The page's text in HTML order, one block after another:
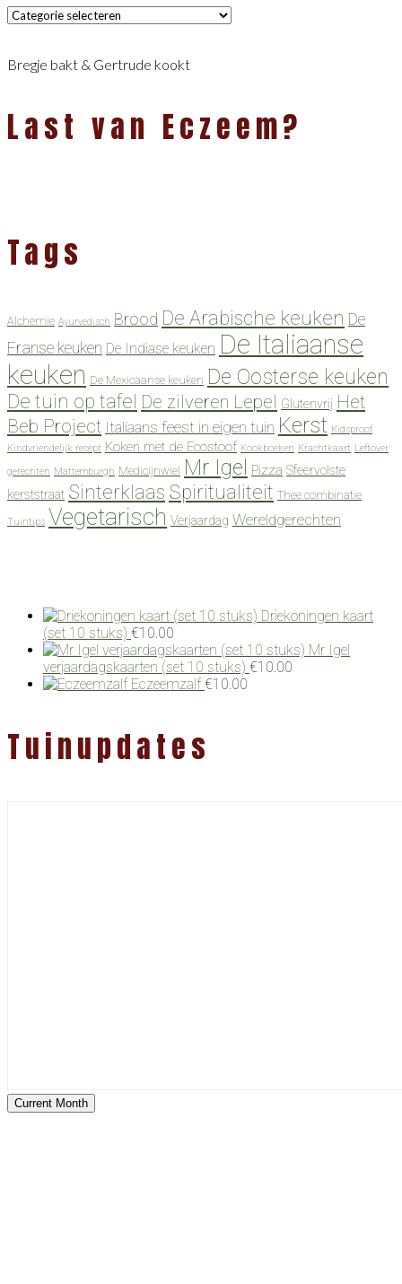
Categorieën
Bregje bakt & Gertrude kookt
Last van Eczeem?
Tags
Alchemie Ayurvedisch Brood De Arabische keuken De
Franse keuken De Indiase keuken De Italiaanse
keuken De Mexicaanse keuken De Oosterse keuken
De tuin op tafel De zilveren Lepel Glutenvrij Het
Beb Project Italiaans feest in eigen tuin Kerst Kidsproof
Kindvriendelijk recept Koken met de Ecostoof Kookboeken Krachtkaart Leftover
gerechten Mattemburgh Medicijnwiel Mr Igel Pizza Sfeervolste
kerststraat Sinterklaas Spiritualiteit Thee combinatie
Tuintips Vegetarisch Verjaardag Wereldgerechten
Driekoningen kaart
(set 10 stuks) €10.00
Mr Igel
verjaardagskaarten (set 10 stuks) €10.00
Eczeemzalf €10.00
Tuinupdates
Current Month